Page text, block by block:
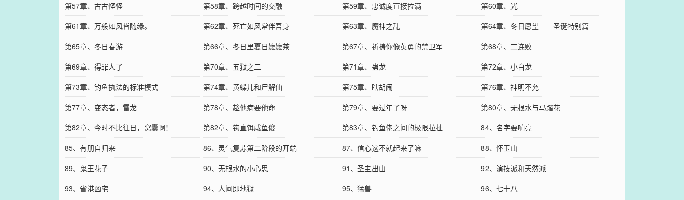
第57章、古古怪怪
第58章、跨越时间的交融 第59章、忠诚度直接拉满
第60章、光
第61章、万般如风皆随缘。
第62章、死亡如风常伴吾身 第63章、魔神之乱
第64章、冬日愿望——圣诞特别篇
第65章、冬日春游
第66章、冬日里夏日嬷嬷茶 第67章、祈祷你像英勇的禁卫军
第68章、二连败
第69章、得罪人了
第70章、五狱之二 第71章、蛊龙
第72章、小白龙
第73章、钓鱼执法的标准模式
第74章、黄蝶儿和尸解仙 第75章、瞎胡闹
第76章、神明不允
第77章、变态者，雷龙
第78章、趁他病要他命 第79章、要过年了呀
第80章、无根水与马踏花
第82章、今时不比往日，窝囊啊！
第82章、钩直饵咸鱼傻 第83章、钓鱼佬之间的极限拉扯
84、名字要响亮
85、有朋自归来
86、灵气复苏第二阶段的开端 87、信心这不就起来了嘛
88、怀玉山
89、鬼王花子
90、无根水的小心思 91、圣主出山
92、演技派和天然派
93、省港凶宅
94、人间即地狱 95、猛兽 96、七十八